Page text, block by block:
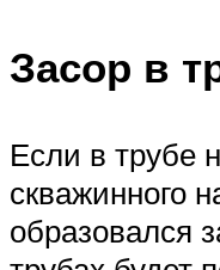
Засор в
Если в трубе
скважинного
образовался